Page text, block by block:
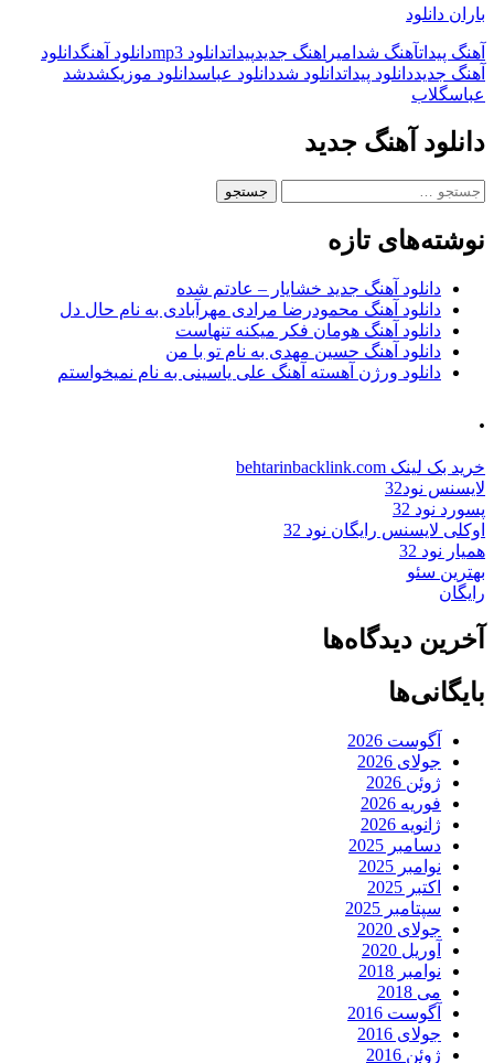
باران دانلود
آهنگ پیداتآهنگ شد امیر اهنگ جدیدپیداتدانلود mp3 دانلود آهنگدانلود
آهنگ جدیددانلود پیداتدانلود شددانلود عباسدانلود موزیکشدشد
عباسگلاب
دانلود آهنگ جدید
جستجو
نوشته‌های تازه
دانلود آهنگ جدید خشایار – عادتم شده
دانلود آهنگ محمودرضا مرادی مهرآبادی به نام حال دل
دانلود آهنگ هومان فکر میکنه تنهاست
دانلود آهنگ حسین مهدی به نام تو با من
دانلود ورژن آهسته آهنگ علی یاسینی به نام نمیخواستم
.
خرید بک لینک behtarinbacklink.com
لایسنس نود32
پسورد نود 32
اوکلی لایسنس رایگان نود 32
همیار نود 32
بهترین سئو
رایگان
آخرین دیدگاه‌ها
بایگانی‌ها
آگوست 2026
جولای 2026
ژوئن 2026
فوریه 2026
ژانویه 2026
دسامبر 2025
نوامبر 2025
اکتبر 2025
سپتامبر 2025
جولای 2020
آوریل 2020
نوامبر 2018
می 2018
آگوست 2016
جولای 2016
ژوئن 2016